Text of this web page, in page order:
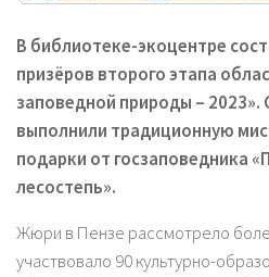
В библиотеке-экоцентре
призёров второго этапа
заповедной природы –
выполнили традиционную
подарки от госзаповедника
лесостепь».
Жюри в Пензе рассмотрело
участвовало 90 культурно-